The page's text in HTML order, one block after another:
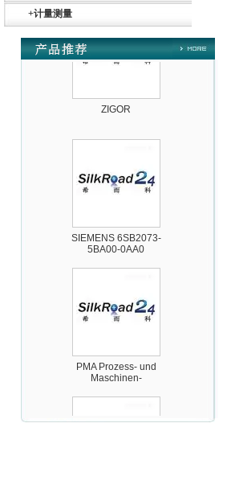
+计量测量
5BA00-0AA0
Maschinen-
Automation GmbH